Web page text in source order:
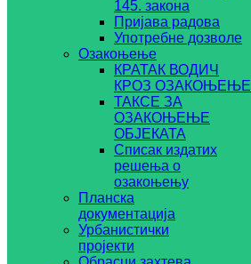
145. закона
Пријава радова
Употребне дозволе
Озакоњење
КРАТАК ВОДИЧ
КРОЗ ОЗАКОЊЕЊЕ
ТАКСЕ ЗА
ОЗАКОЊЕЊЕ
ОБЈЕКАТА
Списак издатих
решења о
озакоњењу
Планска
документација
Урбанистички
пројекти